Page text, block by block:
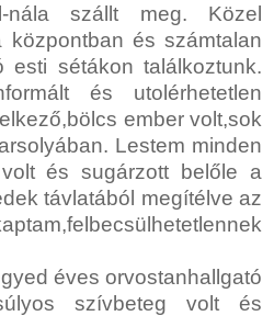
nála szállt meg. Közel
központban és számtalan
esti sétákon találkoztunk.
és utolérhetetlen
ember volt,sok
Lestem minden
és sugárzott belőle a
távlatából megítélve az
orvostanhallgató
szívbeteg volt és